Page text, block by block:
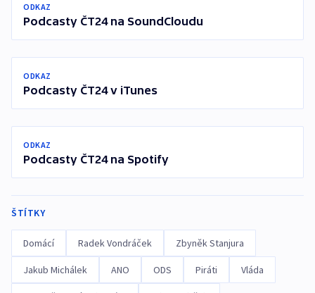
ODKAZ
Podcasty ČT24 na SoundCloudu
ODKAZ
Podcasty ČT24 v iTunes
ODKAZ
Podcasty ČT24 na Spotify
ŠTÍTKY
Domácí Radek Vondráček Zbyněk Stanjura
Jakub Michálek ANO ODS Piráti Vláda